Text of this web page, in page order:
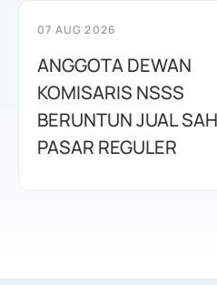
07 AUG 2026
ANGGOTA DEWAN
KOMISARIS NSSS
BERUNTUN JUAL
PASAR REGULER